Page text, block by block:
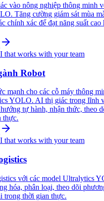
vào nông nghiệp thông minh
Tăng cường giám sát mùa
chính xác để đạt năng suất
Robot
mạnh cho các cỗ máy thông
YOLO. AI thị giác trong lĩnh
tự hành, nhận thức, theo
thực.
với các model Ultralytics
hóa, phân loại, theo dõi
trong thời gian thực.